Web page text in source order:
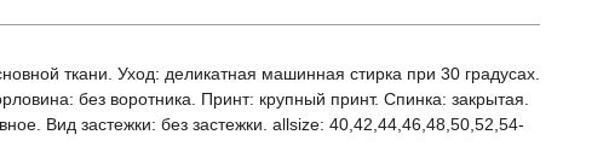
ткани. Уход: деликатная машинная стирка при 30 градусах.
без воротника. Принт: крупный принт. Спинка: закрытая.
Вид застежки: без застежки. allsize: 40,42,44,46,48,50,52,54-